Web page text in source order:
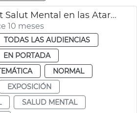
Exposición Art Salut Mental en las Atarazanas
10 meses
TODAS LAS AUDIENCIAS
EN PORTADA
NORMAL
EXPOSICIÓN
SALUD MENTAL